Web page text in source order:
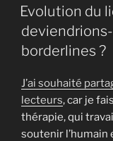
LE
Evolution du
borderlines ?
J’ai souhaité
lecteurs, car je
thérapie, qui
soutenir l’humain